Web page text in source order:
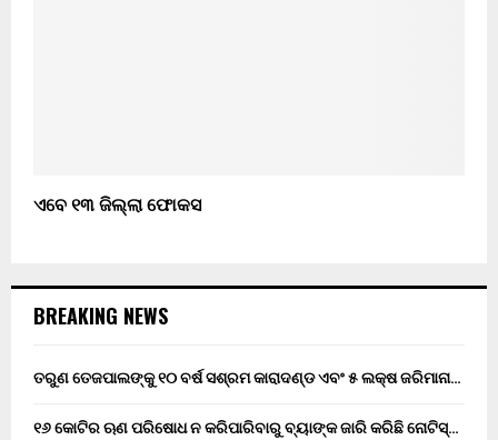
ଏବେ ୧୩ ଜିଲ୍ଲା ଫୋକସ
BREAKING NEWS
ତରୁଣ ତେଜପାଲଙ୍କୁ ୧୦ ବର୍ଷ ସଶ୍ରମ କାରାଦଣ୍ଡ ଏବଂ ₹୫ ଲକ୍ଷ ଜରିମାନା…
୧୬ କୋଟିର ଋଣ ପରିଷୋଧ ନ କରିପାରିବାରୁ ବ୍ୟାଙ୍କ ଜାରି କରିଛି ନୋଟିସ୍…